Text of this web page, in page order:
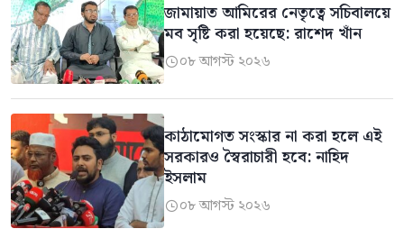
জামায়াত আমিরের নেতৃত্বে সচিবালয়ে
মব সৃষ্টি করা হয়েছে: রাশেদ খাঁন
০৮ আগস্ট ২০২৬
কাঠামোগত সংস্কার না করা হলে এই
সরকারও স্বৈরাচারী হবে: নাহিদ
ইসলাম
০৮ আগস্ট ২০২৬